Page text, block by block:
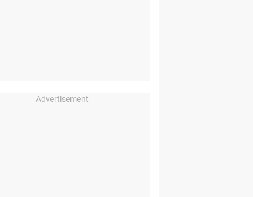
Advertisement